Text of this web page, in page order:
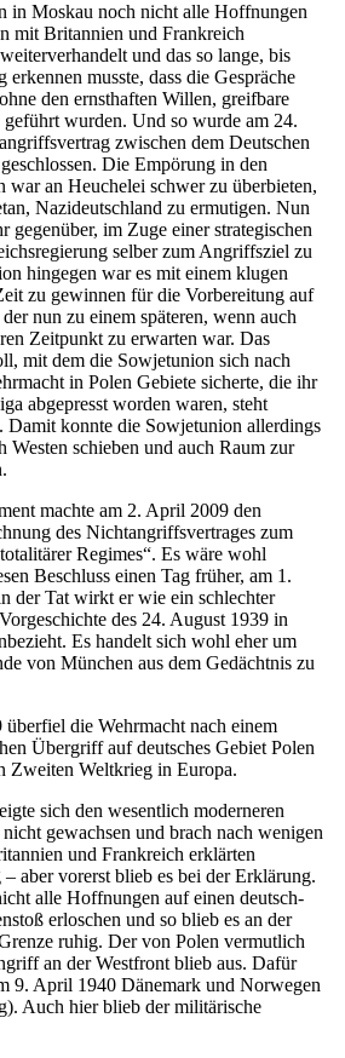
in Moskau noch nicht alle Hoffnungen
mit Britannien und Frankreich
und das so lange, bis
musste, dass die Gespräche
den ernsthaften Willen, greifbare
geführt wurden. Und so wurde am 24.
zwischen dem Deutschen
Die Empörung in den
war an Heuchelei schwer zu überbieten,
Nazideutschland zu ermutigen. Nun
gegenüber, im Zuge einer strategischen
selber zum Angriffsziel zu
hingegen war es mit einem klugen
zu gewinnen für die Vorbereitung auf
nun zu einem späteren, wenn auch
Zeitpunkt zu erwarten war. Das
mit dem die Sowjetunion sich nach
in Polen Gebiete sicherte, die ihr
abgepresst worden waren, steht
Damit konnte die Sowjetunion allerdings
Westen schieben und auch Raum zur
machte am 2. April 2009 den
des Nichtangriffsvertrages zum
Regimes“. Es wäre wohl
Beschluss einen Tag früher, am 1.
der Tat wirkt er wie ein schlechter
des 24. August 1939 in
Es handelt sich wohl eher um
von München aus dem Gedächtnis zu
die Wehrmacht nach einem
Übergriff auf deutsches Gebiet Polen
Zweiten Weltkrieg in Europa.
sich den wesentlich moderneren
gewachsen und brach nach wenigen
und Frankreich erklärten
aber vorerst blieb es bei der Erklärung.
alle Hoffnungen auf einen deutsch-
erloschen und so blieb es an der
ruhig. Der von Polen vermutlich
an der Westfront blieb aus. Dafür
9. April 1940 Dänemark und Norwegen
Auch hier blieb der militärische